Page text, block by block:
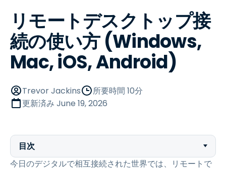
リモートデスクトップ接
続の使い方 (Windows,
Mac, iOS, Android)
Trevor Jackins
所要時間 10分
更新済み June 19, 2026
目次
今日のデジタルで相互接続された世界では、リモートで